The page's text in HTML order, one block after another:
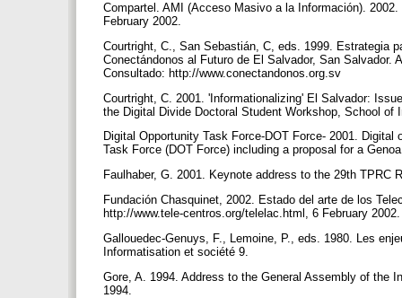
Compartel. AMI (Acceso Masivo a la Información).
February 2002.
Courtright, C., San Sebastián, C, eds. 1999. Estrategia
Conectándonos al Futuro de El Salvador, San
Consultado: http://www.conectandonos.org.sv
Courtright, C. 2001. 'Informationalizing' El Salvador:
the Digital Divide Doctoral Student Workshop, School
Digital Opportunity Task Force-DOT Force- 2001.
Task Force (DOT Force) including a proposal for a
Faulhaber, G. 2001. Keynote address to the 29th
Fundación Chasquinet, 2002. Estado del arte de los
http://www.tele-centros.org/telelac.html, 6 February
Gallouedec-Genuys, F., Lemoine, P., eds. 1980. Les
Informatisation et société 9.
Gore, A. 1994. Address to the General Assembly of the
1994.